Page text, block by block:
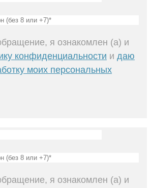
я ознакомлен (а) и
конфиденциальности и даю
моих персональных
я ознакомлен (а) и